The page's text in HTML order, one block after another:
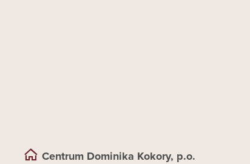
Centrum Dominika Kokory, p.o.